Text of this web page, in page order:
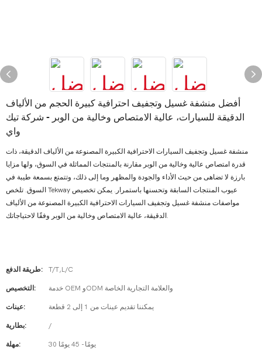
أفضل منشفة غسيل وتجفيف احترافية كبيرة الحجم من الألياف
الدقيقة للسيارات، عالية الامتصاص وخالية من الوبر - شركة تيك
واي
منشفة غسيل وتجفيف السيارات الاحترافية الكبيرة المصنوعة من الألياف الدقيقة، ذات
قدرة امتصاص عالية وخالية من الوبر مقارنة بالمنتجات المماثلة في السوق، ولها مزايا
بارزة لا تضاهى من حيث الأداء والجودة والمظهر وما إلى ذلك، وتتمتع بسمعة طيبة في
السوق. تلخص Tekway عيوب المنتجات السابقة وتحسنها باستمرار. يمكن تخصيص
مواصفات منشفة غسيل وتجفيف السيارات الاحترافية الكبيرة المصنوعة من الألياف
الدقيقة، عالية الامتصاص وخالية من الوبر وفقًا لاحتياجاتك.
طريقة الدفع: T/T,L/C
التخصيص: خدمة OEM وODM والعلامة التجارية الخاصة
عينات: يمكننا تقديم عينات من 1 إلى 2 قطعة
بطارية: /
مهلة: 30 يومًا - 45 يومًا